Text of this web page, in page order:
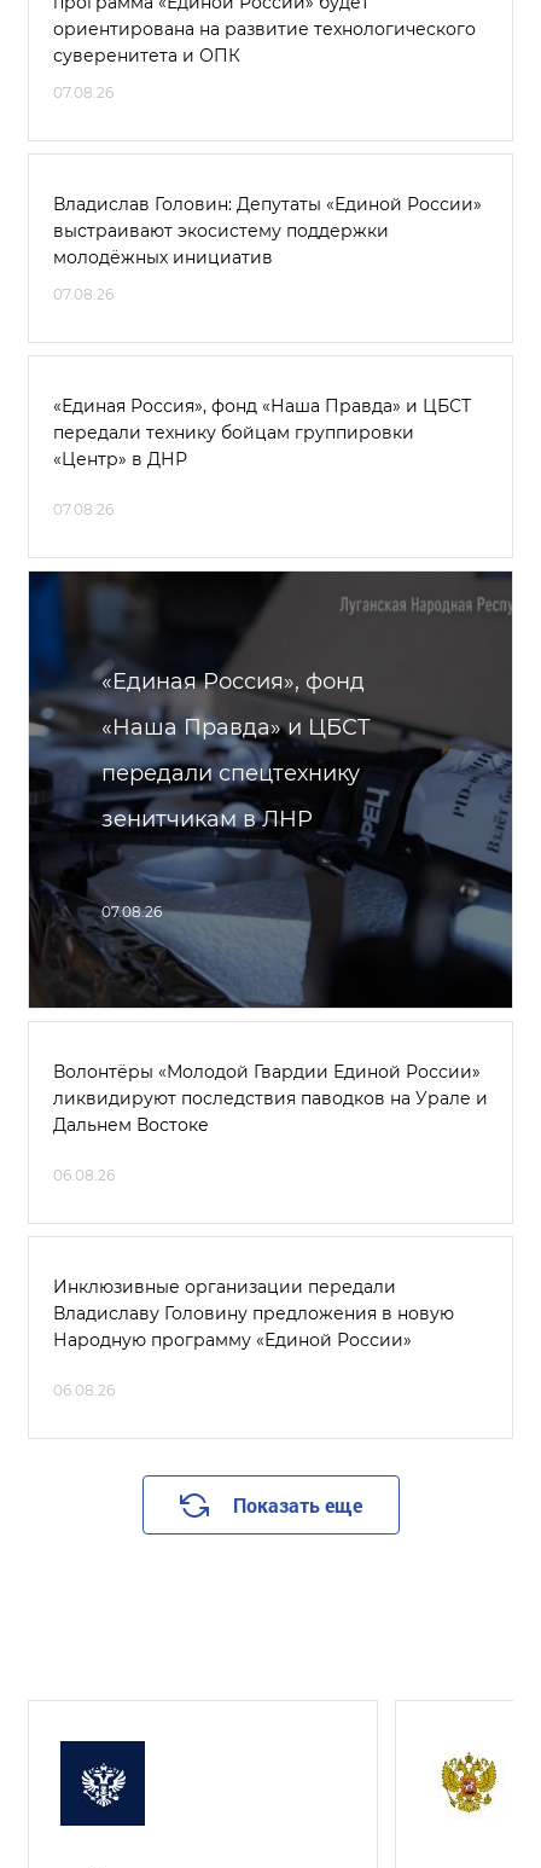
ориентирована на развитие технологического
суверенитета и ОПК
07.08.26
Владислав Головин: Депутаты «Единой России»
выстраивают экосистему поддержки
молодёжных инициатив
07.08.26
«Единая Россия», фонд «Наша Правда» и ЦБСТ
передали технику бойцам группировки
«Центр» в ДНР
07.08.26
«Единая Россия», фонд
«Наша Правда» и ЦБСТ
передали спецтехнику
зенитчикам в ЛНР
07.08.26
Волонтёры «Молодой Гвардии Единой России»
ликвидируют последствия паводков на Урале и
Дальнем Востоке
06.08.26
Инклюзивные организации передали
Владиславу Головину предложения в новую
Народную программу «Единой России»
06.08.26
Показать еще